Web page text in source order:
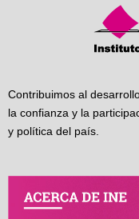
Contribuimos al
la confianza y la
y política del país.